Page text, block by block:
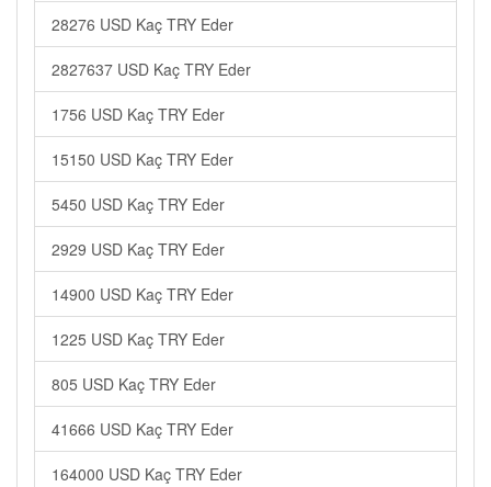
28276 USD Kaç TRY Eder
2827637 USD Kaç TRY Eder
1756 USD Kaç TRY Eder
15150 USD Kaç TRY Eder
5450 USD Kaç TRY Eder
2929 USD Kaç TRY Eder
14900 USD Kaç TRY Eder
1225 USD Kaç TRY Eder
805 USD Kaç TRY Eder
41666 USD Kaç TRY Eder
164000 USD Kaç TRY Eder